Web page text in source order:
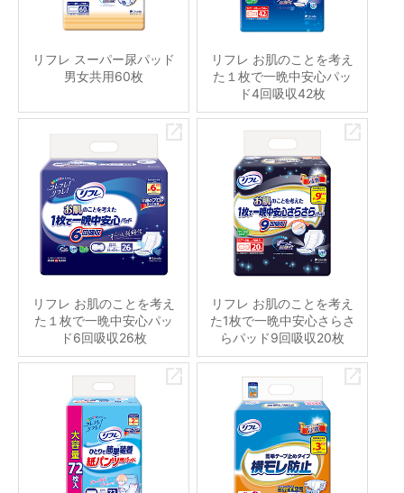
リフレ スーパー尿パッド
男女共用60枚
リフレ お肌のことを考え
た１枚で一晩中安心パッ
ド4回吸収42枚
リフレ お肌のことを考え
た１枚で一晩中安心パッ
ド6回吸収26枚
リフレ お肌のことを考え
た1枚で一晩中安心さらさ
らパッド9回吸収20枚